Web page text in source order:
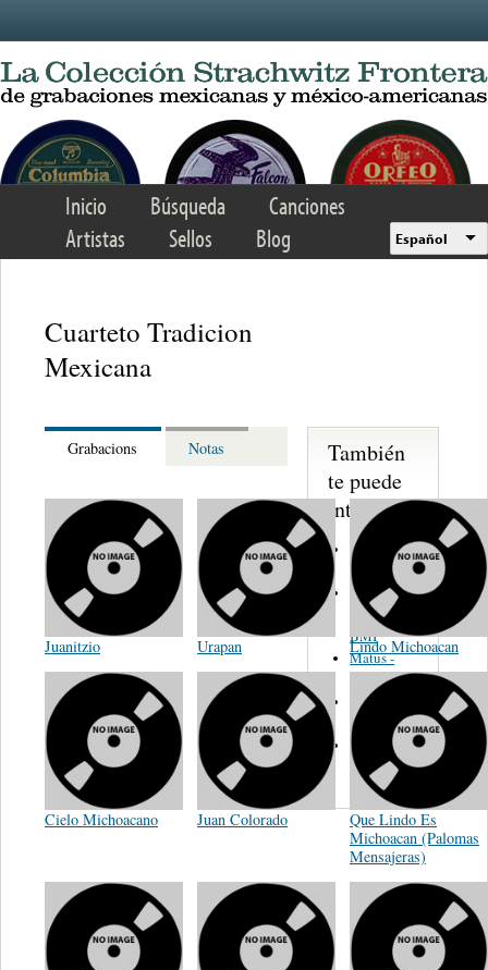
Inicio Búsqueda
Canciones
Artistas
Sellos Blog Español
Cuarteto Tradicion
Mexicana
Grabacions Notas
Juanitzio Urapan Lindo Michoacan
Cielo Michoacano Juan Colorado
Que Lindo Es
Michoacan (Palomas
Mensajeras)
También
te puede
interesar...
Martinez,
Felipe
Performance
Music Co.
BMI
Matus -
Rodriguez
Carleton -
Dixon
Abreu -
Oliverira